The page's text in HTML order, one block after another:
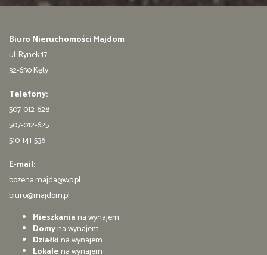
Biuro Nieruchomości Majdom
ul. Rynek 17
32-650 Kęty
Telefony:
507-012-628
507-012-625
510-141-536
E-mail:
bozena.majda@wp.pl
biuro@majdom.pl
Mieszkania na wynajem
Domyna wynajem
Działki na wynajem
Lokale na wynajem